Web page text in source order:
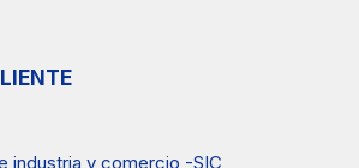
industria y comercio -SIC